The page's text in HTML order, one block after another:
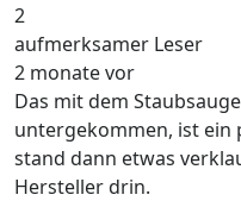
2
aufmerksamer Leser
2 monate vor
Das mit dem
untergekommen, ist ein
stand dann etwas
Hersteller drin.